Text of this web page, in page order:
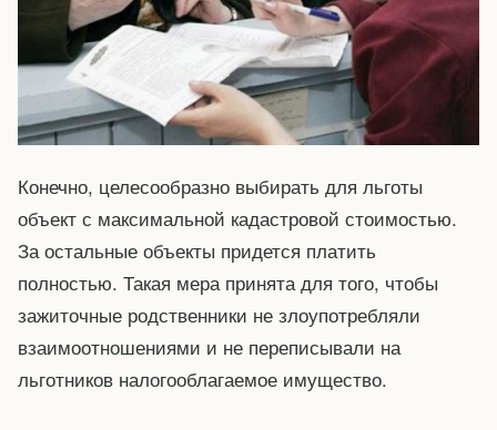
Конечно, целесообразно выбирать для льготы
объект с максимальной кадастровой стоимостью.
За остальные объекты придется платить
полностью. Такая мера принята для того, чтобы
зажиточные родственники не злоупотребляли
взаимоотношениями и не переписывали на
льготников налогооблагаемое имущество.